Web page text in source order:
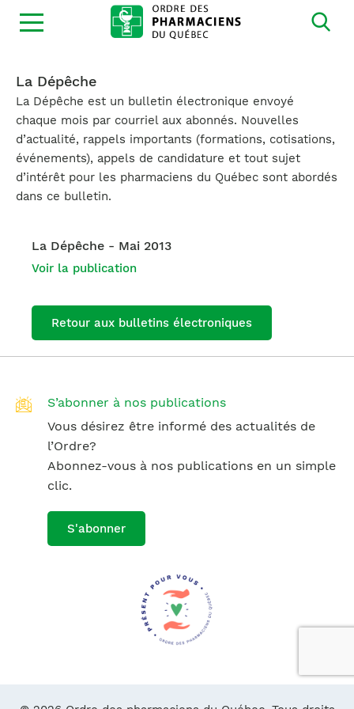
Ouvrir
la
La Dépêche
La Dépêche est un bulletin électronique envoyé
chaque mois par courriel aux abonnés. Nouvelles
d’actualité, rappels importants (formations, cotisations,
événements), appels de candidature et tout sujet
d’intérêt pour les pharmaciens du Québec sont abordés
dans ce bulletin.
La Dépêche - Mai 2013
Voir la publication
Retour aux bulletins électroniques
S’abonner à nos publications
Vous désirez être informé des actualités de
l’Ordre?
Abonnez-vous à nos publications en un simple
clic.
S'abonner